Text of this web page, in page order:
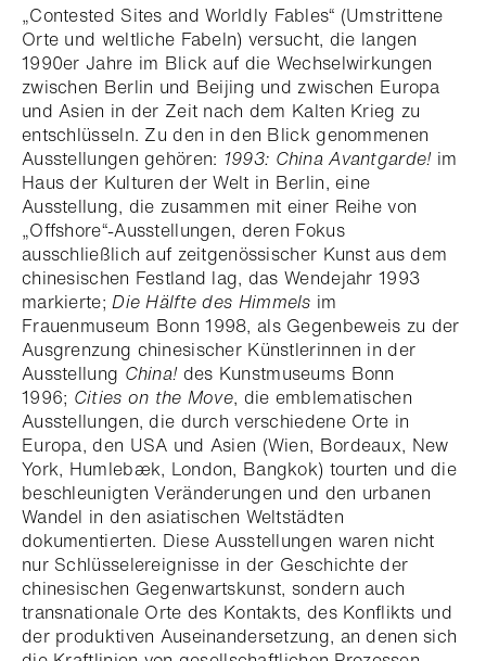
„Contested Sites and Worldly Fables“ (Umstrittene
Orte und weltliche Fabeln) versucht, die langen
1990er Jahre im Blick auf die Wechselwirkungen
zwischen Berlin und Beijing und zwischen Europa
und Asien in der Zeit nach dem Kalten Krieg zu
entschlüsseln. Zu den in den Blick genommenen
Ausstellungen gehören: 1993: China Avantgarde!im
Haus der Kulturen der Welt in Berlin, eine
Ausstellung, die zusammen mit einer Reihe von
„Offshore“-Ausstellungen, deren Fokus
ausschließlich auf zeitgenössischer Kunst aus dem
chinesischen Festland lag, das Wendejahr 1993
markierte;Die Hälfte des Himmels im
Frauenmuseum Bonn 1998, als Gegenbeweis zu der
Ausgrenzung chinesischer Künstlerinnen in der
Ausstellung China!des Kunstmuseums Bonn
1996; Cities on the Move, die emblematischen
Ausstellungen, die durch verschiedene Orte in
Europa, den USA und Asien (Wien, Bordeaux, New
York, Humlebæk, London, Bangkok) tourten und die
beschleunigten Veränderungen und den urbanen
Wandel in den asiatischen Weltstädten
dokumentierten. Diese Ausstellungen waren nicht
nur Schlüsselereignisse in der Geschichte der
chinesischen Gegenwartskunst, sondern auch
transnationale Orte des Kontakts, des Konflikts und
der produktiven Auseinandersetzung, an denen sich